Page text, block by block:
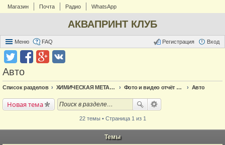
Магазин Почта Радио WhatsApp
АКВАПРИНТ КЛУБ
Меню FAQ Вход
Регистрация
Авто
Список разделов ХИМИЧЕСКАЯ МЕТАЛЛИЗАЦИЯ Фото и видео отчёт по металлизации Авто
Новая тема
22 темы • Страница 1 из 1
Темы